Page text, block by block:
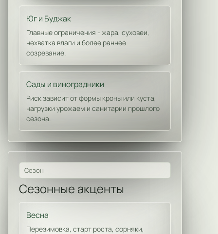
Юг и Буджак
Главные ограничения - жара, суховеи,
нехватка влаги и более раннее
созревание.
Сады и виноградники
Риск зависит от формы кроны или куста,
нагрузки урожаем и санитарии прошлого
сезона.
Сезон
Сезонные акценты
Весна
Перезимовка, старт роста, сорняки,